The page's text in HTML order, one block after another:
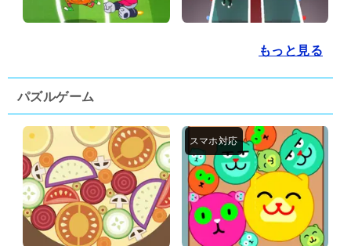
もっと見る
パズルゲーム